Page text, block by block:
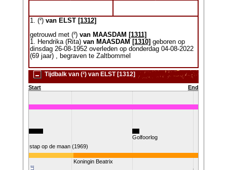
1. (²) van ELST [1312]
getrouwd met (²) van MAASDAM [1311]
1. Hendrika (Rita) van MAASDAM [1310] geboren op
dinsdag 26-08-1952 overleden op donderdag 04-08-2022
(69 jaar) , begraven te Zaltbommel
Tijdbalk van (²) van ELST [1312]
Start End
Golfoorlog
Koningin Beatrix
Eerste stap op de maan (1969)